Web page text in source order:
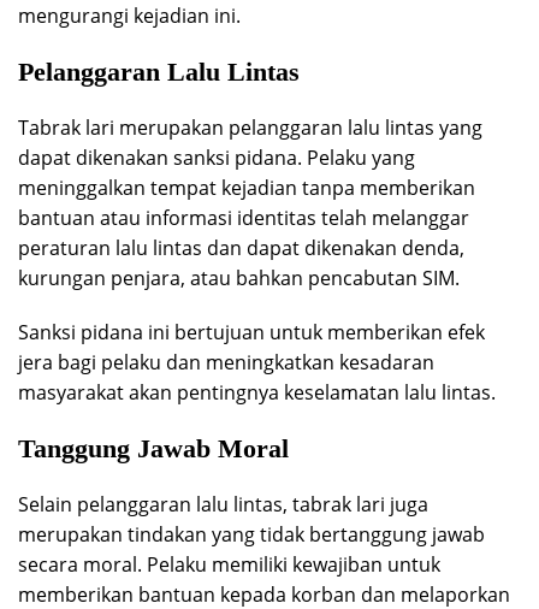
mengurangi kejadian ini.
Pelanggaran Lalu Lintas
Tabrak lari merupakan pelanggaran lalu lintas yang
dapat dikenakan sanksi pidana. Pelaku yang
meninggalkan tempat kejadian tanpa memberikan
bantuan atau informasi identitas telah melanggar
peraturan lalu lintas dan dapat dikenakan denda,
kurungan penjara, atau bahkan pencabutan SIM.
Sanksi pidana ini bertujuan untuk memberikan efek
jera bagi pelaku dan meningkatkan kesadaran
masyarakat akan pentingnya keselamatan lalu lintas.
Tanggung Jawab Moral
Selain pelanggaran lalu lintas, tabrak lari juga
merupakan tindakan yang tidak bertanggung jawab
secara moral. Pelaku memiliki kewajiban untuk
memberikan bantuan kepada korban dan melaporkan